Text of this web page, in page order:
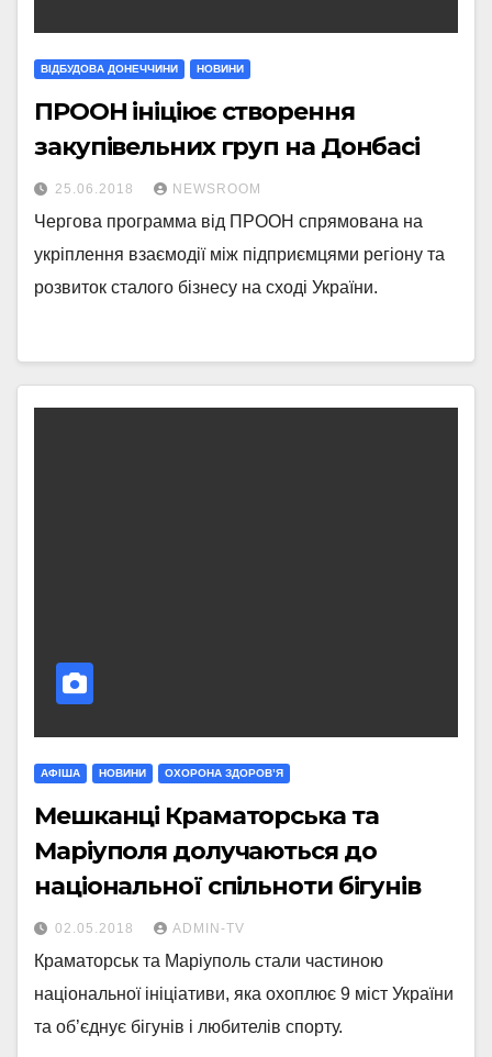
ВІДБУДОВА ДОНЕЧЧИНИ НОВИНИ
ПРООН ініціює створення
закупівельних груп на Донбасі
25.06.2018 NEWSROOM
Чергова программа від ПРООН спрямована на
укріплення взаємодії між підприємцями регіону та
розвиток сталого бізнесу на сході України.
АФІША НОВИНИ ОХОРОНА ЗДОРОВ’Я
Мешканці Краматорська та
Маріуполя долучаються до
національної спільноти бігунів
02.05.2018 ADMIN-TV
Краматорськ та Маріуполь стали частиною
національної ініціативи, яка охоплює 9 міст України
та об’єднує бігунів і любителів спорту.